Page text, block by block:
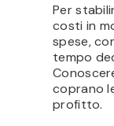
Per
costi in
spese,
tempo
coprano
profitto.